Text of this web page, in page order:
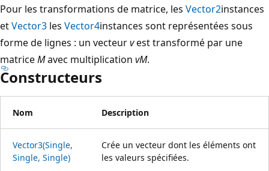
Pour les transformations de matrice, les Vector2instances
etVector3 les Vector4instances sont représentées sous
forme de lignes : un vecteurvest transformé par une
matriceMavec multiplication vM.
Constructeurs
Nom Description
Vector3(Single,
Single, Single)
Crée un vecteur dont les éléments ont
les valeurs spécifiées.